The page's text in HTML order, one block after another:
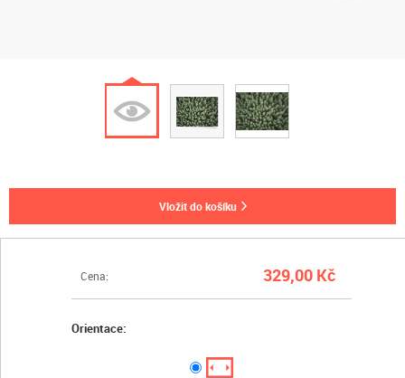
Cena: 329,00 Kč
Orientace:
vložit do košíku